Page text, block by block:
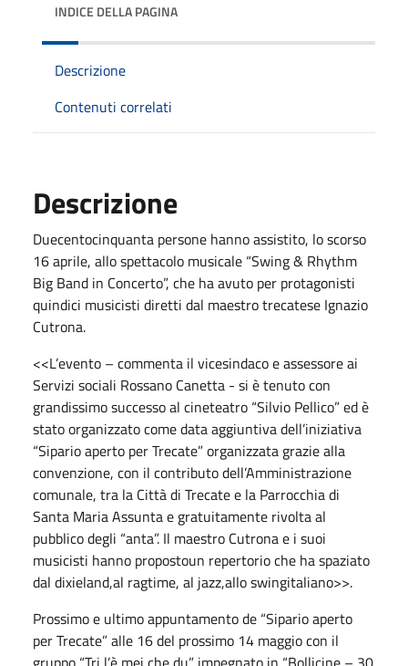
INDICE DELLA PAGINA
Descrizione
Contenuti correlati
Descrizione
Duecentocinquanta persone hanno assistito, lo scorso
16 aprile, allo spettacolo musicale “Swing & Rhythm
Big Band in Concerto”, che ha avuto per protagonisti
quindici musicisti diretti dal maestro trecatese Ignazio
Cutrona.
<<L’evento – commenta il vicesindaco e assessore ai
Servizi sociali Rossano Canetta - si è tenuto con
grandissimo successo al cineteatro “Silvio Pellico” ed è
stato organizzato come data aggiuntiva dell’iniziativa
“Sipario aperto per Trecate” organizzata grazie alla
convenzione, con il contributo dell’Amministrazione
comunale, tra la Città di Trecate e la Parrocchia di
Santa Maria Assunta e gratuitamente rivolta al
pubblico degli “anta”. Il maestro Cutrona e i suoi
musicisti hanno propostoun repertorio che ha spaziato
dal dixieland,al ragtime, al jazz,allo swingitaliano>>.
Prossimo e ultimo appuntamento de “Sipario aperto
per Trecate” alle 16 del prossimo 14 maggio con il